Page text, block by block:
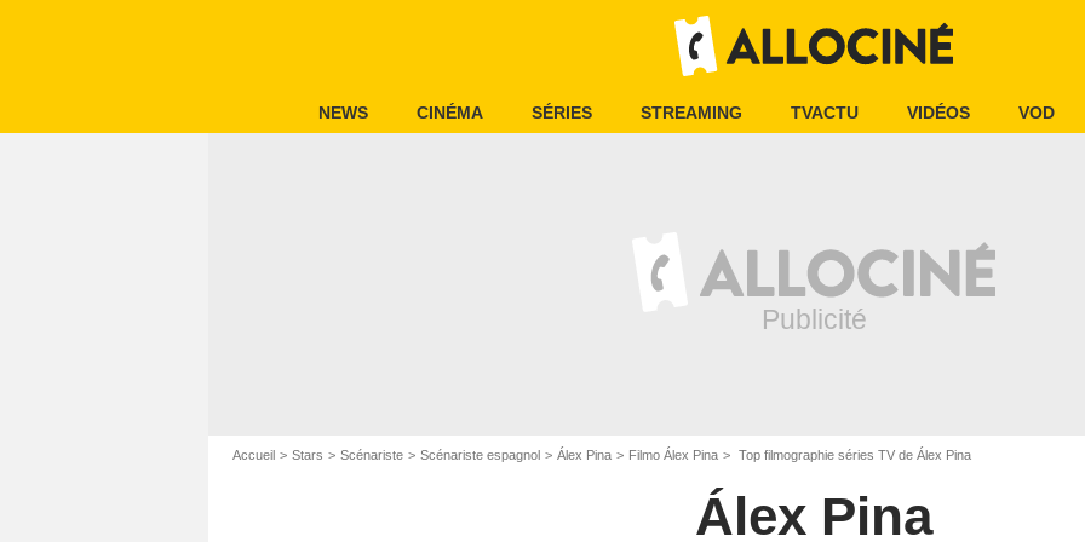
NEWS CINÉMA SÉRIES STREAMING TVACTU VIDÉOS VOD
Accueil Stars Scénariste Scénariste espagnol Álex Pina Filmo Álex Pina Top filmographie séries TV de Álex Pina
Álex Pina